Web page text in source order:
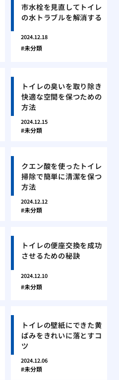
市水栓を見直してトイレ
の水トラブルを解消する
2024.12.18
未分類
トイレの臭いを取り除き
快適な空間を保つための
方法
2024.12.15
未分類
クエン酸を使ったトイレ
掃除で簡単に清潔を保つ
方法
2024.12.12
未分類
トイレの便座交換を成功
させるための秘訣
2024.12.10
未分類
トイレの壁紙にできた黄
ばみをきれいに落とすコ
ツ
2024.12.06
未分類